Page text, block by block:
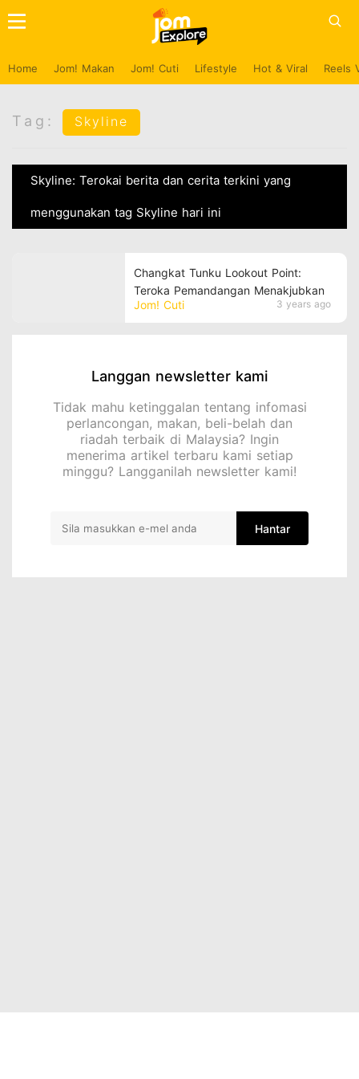
Home Jom! Makan Jom! Cuti Lifestyle Hot & Viral Reels
Tag: Skyline
Skyline: Terokai berita dan cerita terkini yang
menggunakan tag Skyline hari ini
Jom! Cuti 3 years ago
Changkat Tunku Lookout Point:
Teroka Pemandangan Menakjubkan
Langgan newsletter kami
Tidak mahu ketinggalan tentang infomasi
perlancongan, makan, beli-belah dan
riadah terbaik di Malaysia? Ingin
menerima artikel terbaru kami setiap
minggu? Langganilah newsletter kami!
Hantar